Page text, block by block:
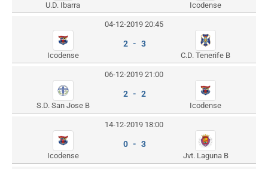
U.D. Ibarra Icodense
04-12-2019 20:45
Icodense
2 - 3
C.D. Tenerife B
06-12-2019 21:00
S.D. San Jose B
2 - 2
Icodense
14-12-2019 18:00
Icodense
0 - 3
Jvt. Laguna B